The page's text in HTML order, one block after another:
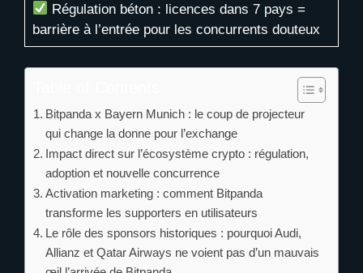
Régulation béton : licences dans 7 pays =
barrière à l’entrée pour les concurrents douteux
Bitpanda x Bayern Munich : le coup de projecteur
qui change la donne pour l’exchange
Impact direct sur l’écosystème crypto : régulation,
adoption et nouvelle concurrence
Activation marketing : comment Bitpanda
transforme les supporters en utilisateurs
Le rôle des sponsors historiques : pourquoi Audi,
Allianz et Qatar Airways ne voient pas d’un mauvais